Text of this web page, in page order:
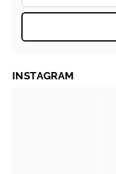
INSTAGRAM